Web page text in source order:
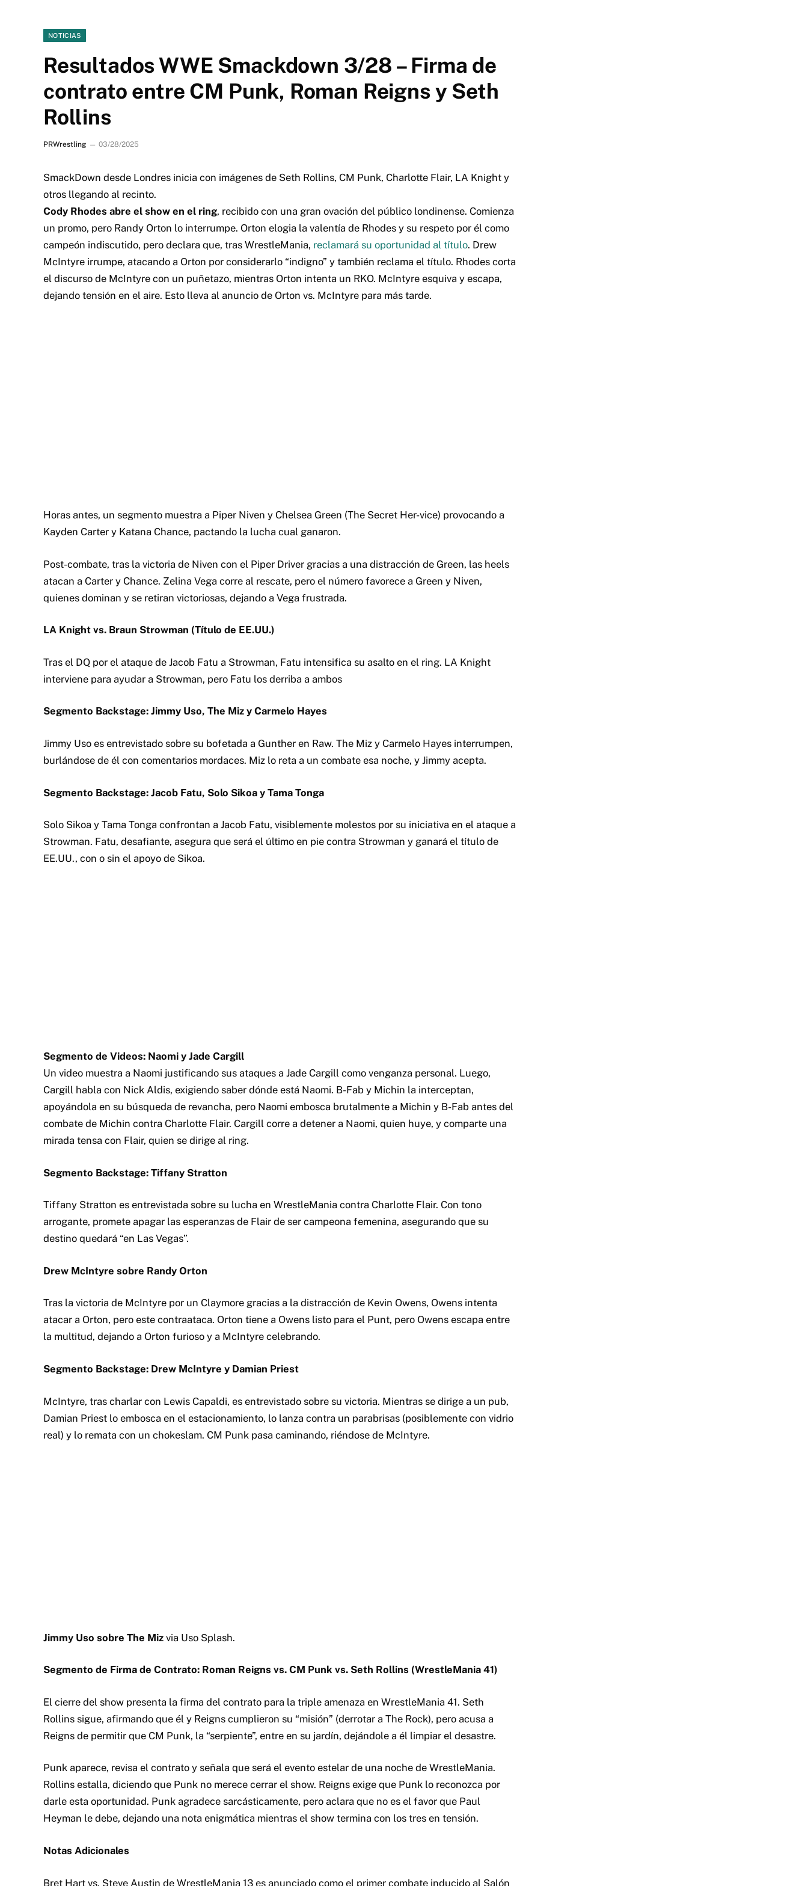
NOTICIAS
Resultados WWE Smackdown 3/28 – Firma de
contrato entre CM Punk, Roman Reigns y Seth
Rollins
PRWrestling 03/28/2025
SmackDown desde Londres inicia con imágenes de Seth Rollins, CM Punk, Charlotte Flair, LA Knight y
otros llegando al recinto.
Cody Rhodes abre el show en el ring, recibido con una gran ovación del público londinense. Comienza
un promo, pero Randy Orton lo interrumpe. Orton elogia la valentía de Rhodes y su respeto por él como
campeón indiscutido, pero declara que, tras WrestleMania, reclamará su oportunidad al título. Drew
McIntyre irrumpe, atacando a Orton por considerarlo “indigno” y también reclama el título. Rhodes corta
el discurso de McIntyre con un puñetazo, mientras Orton intenta un RKO. McIntyre esquiva y escapa,
dejando tensión en el aire. Esto lleva al anuncio de Orton vs. McIntyre para más tarde.
Horas antes, un segmento muestra a Piper Niven y Chelsea Green (The Secret Her-vice) provocando a
Kayden Carter y Katana Chance, pactando la lucha cual ganaron.
Post-combate, tras la victoria de Niven con el Piper Driver gracias a una distracción de Green, las heels
atacan a Carter y Chance. Zelina Vega corre al rescate, pero el número favorece a Green y Niven,
quienes dominan y se retiran victoriosas, dejando a Vega frustrada.
LA Knight vs. Braun Strowman (Título de EE.UU.)
Tras el DQ por el ataque de Jacob Fatu a Strowman, Fatu intensifica su asalto en el ring. LA Knight
interviene para ayudar a Strowman, pero Fatu los derriba a ambos
Segmento Backstage: Jimmy Uso, The Miz y Carmelo Hayes
Jimmy Uso es entrevistado sobre su bofetada a Gunther en Raw. The Miz y Carmelo Hayes interrumpen,
burlándose de él con comentarios mordaces. Miz lo reta a un combate esa noche, y Jimmy acepta.
Segmento Backstage: Jacob Fatu, Solo Sikoa y Tama Tonga
Solo Sikoa y Tama Tonga confrontan a Jacob Fatu, visiblemente molestos por su iniciativa en el ataque a
Strowman. Fatu, desafiante, asegura que será el último en pie contra Strowman y ganará el título de
EE.UU., con o sin el apoyo de Sikoa.
Segmento de Videos: Naomi y Jade Cargill
Un video muestra a Naomi justificando sus ataques a Jade Cargill como venganza personal. Luego,
Cargill habla con Nick Aldis, exigiendo saber dónde está Naomi. B-Fab y Michin la interceptan,
apoyándola en su búsqueda de revancha, pero Naomi embosca brutalmente a Michin y B-Fab antes del
combate de Michin contra Charlotte Flair. Cargill corre a detener a Naomi, quien huye, y comparte una
mirada tensa con Flair, quien se dirige al ring.
Segmento Backstage: Tiffany Stratton
Tiffany Stratton es entrevistada sobre su lucha en WrestleMania contra Charlotte Flair. Con tono
arrogante, promete apagar las esperanzas de Flair de ser campeona femenina, asegurando que su
destino quedará “en Las Vegas”.
Drew McIntyre sobre Randy Orton
Tras la victoria de McIntyre por un Claymore gracias a la distracción de Kevin Owens, Owens intenta
atacar a Orton, pero este contraataca. Orton tiene a Owens listo para el Punt, pero Owens escapa entre
la multitud, dejando a Orton furioso y a McIntyre celebrando.
Segmento Backstage: Drew McIntyre y Damian Priest
McIntyre, tras charlar con Lewis Capaldi, es entrevistado sobre su victoria. Mientras se dirige a un pub,
Damian Priest lo embosca en el estacionamiento, lo lanza contra un parabrisas (posiblemente con vidrio
real) y lo remata con un chokeslam. CM Punk pasa caminando, riéndose de McIntyre.
Jimmy Uso sobre The Miz via Uso Splash.
Segmento de Firma de Contrato: Roman Reigns vs. CM Punk vs. Seth Rollins (WrestleMania 41)
El cierre del show presenta la firma del contrato para la triple amenaza en WrestleMania 41. Seth
Rollins sigue, afirmando que él y Reigns cumplieron su “misión” (derrotar a The Rock), pero acusa a
Reigns de permitir que CM Punk, la “serpiente”, entre en su jardín, dejándole a él limpiar el desastre.
Punk aparece, revisa el contrato y señala que será el evento estelar de una noche de WrestleMania.
Rollins estalla, diciendo que Punk no merece cerrar el show. Reigns exige que Punk lo reconozca por
darle esta oportunidad. Punk agradece sarcásticamente, pero aclara que no es el favor que Paul
Heyman le debe, dejando una nota enigmática mientras el show termina con los tres en tensión.
Notas Adicionales
Bret Hart vs. Steve Austin de WrestleMania 13 es anunciado como el primer combate inducido al Salón